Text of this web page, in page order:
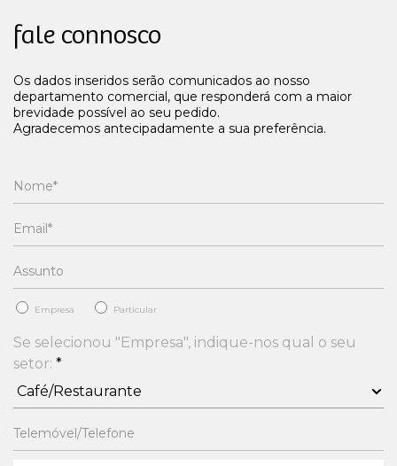
fale connosco
Os dados inseridos serão comunicados ao nosso
departamento comercial, que responderá com a maior
brevidade possível ao seu pedido.
Agradecemos antecipadamente a sua preferência.
Empresa Particular
Se selecionou "Empresa", indique-nos qual o seu
setor: *